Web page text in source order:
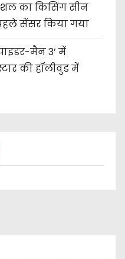
का किसिंग सीन
पहले सेंसर किया गया
मैन 3’ में
की हॉलीवुड में